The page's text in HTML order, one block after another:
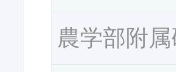
農学部附